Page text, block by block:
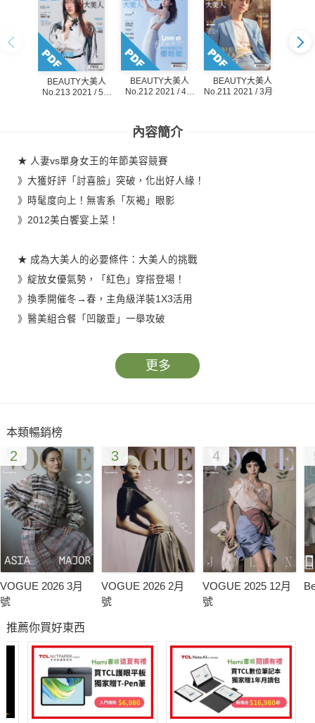
BEAUTY大美人
No.213 2021 / 5月
BEAUTY大美人
No.212 2021 / 4月
BEAUTY大美人
No.211 2021 / 3月號
內容簡介
★ 人妻vs單身女王的年節美容競賽
》大獲好評「討喜臉」突破，化出好人緣！
》時髦度向上！無害系「灰褐」眼影
》2012美白饗宴上菜！
★ 成為大美人的必要條件：大美人的挑戰
》綻放女優氣勢，「紅色」穿搭登場！
》換季開催冬→春，主角級洋裝1X3活用
》醫美組合餐「凹皺垂」一舉攻破
★全新登場！名人+名媛特區
》楊秀蓉Janet-2012飾品潮流一番解析
更多
本類暢銷榜
2
VOGUE 2026 3月
號
3
VOGUE 2026 2月
號
4
VOGUE 2025 12月
號
推薦你買好東西